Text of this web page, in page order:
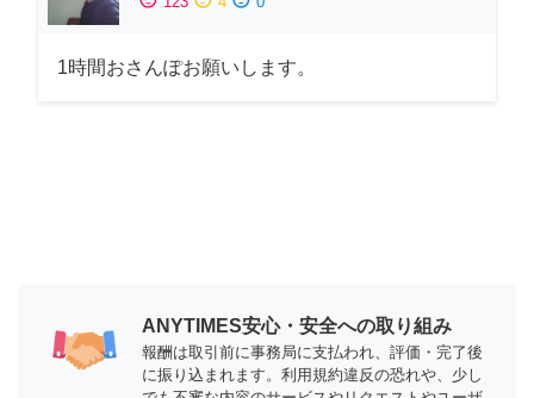
1時間おさんぽお願いします。
ANYTIMES安心・安全への取り組み
報酬は取引前に事務局に支払われ、評価・完了後
に振り込まれます。利用規約違反の恐れや、少し